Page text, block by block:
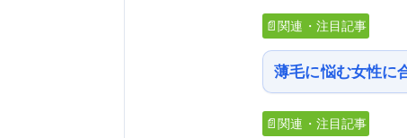
📄関連・注目記事
薄毛に悩む女性に
📄関連・注目記事